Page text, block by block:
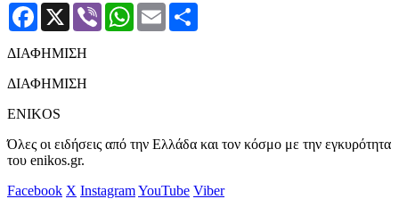
Facebook
X Viber WhatsApp
Email
ΔΙΑΦΗΜΙΣΗ
ΔΙΑΦΗΜΙΣΗ
ENIKOS
Όλες οι ειδήσεις από την Ελλάδα και τον κόσμο με την εγκυρότητα
του enikos.gr.
Facebook X InstagramYouTube Viber